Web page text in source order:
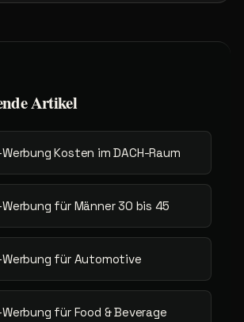
Artikel
Kosten im DACH-Raum
für Männer 30 bis 45
für Automotive
für Food & Beverage